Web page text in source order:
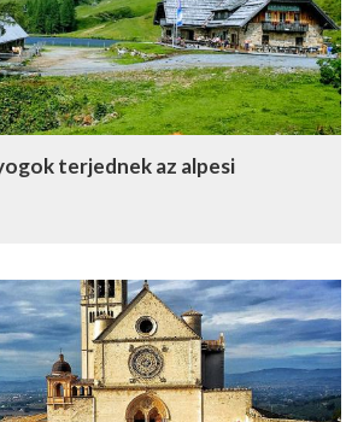
terjednek az alpesi